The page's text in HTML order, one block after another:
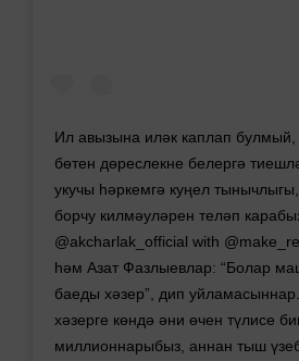
Ил авызына иләк каплап
бөтен дөреслекне белергә
укучы hәркемгә куңел
борчу килмәуләрен теләп
@akcharlak_official with
һәм Азат Фазлыевлар: “Болар
баеды хәзер”, дип
хәзерге көндә әни өчен түлисе
миллионнарыбыз, аннан тыш